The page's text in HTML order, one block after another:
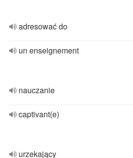
adresować do
un enseignement
nauczanie
captivant(e)
urzekający